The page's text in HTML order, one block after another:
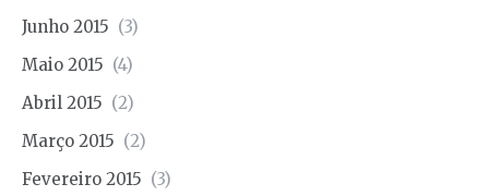
Junho 2015 (3)
Maio 2015 (4)
Abril 2015 (2)
Março 2015 (2)
Fevereiro 2015 (3)